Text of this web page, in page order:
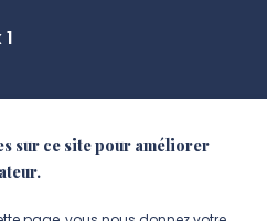
sur ce site pour améliorer